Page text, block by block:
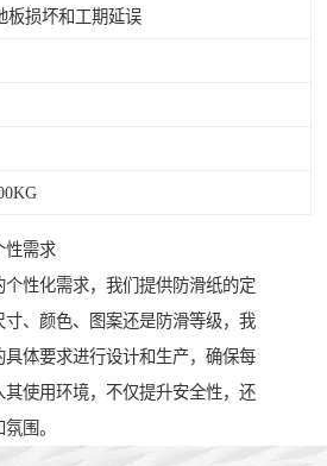
板损坏和工期延误
性需求
个性化需求，我们提供防滑纸的定
、颜色、图案还是防滑等级，我
体要求进行设计和生产，确保每
使用环境，不仅提升安全性，还
围。